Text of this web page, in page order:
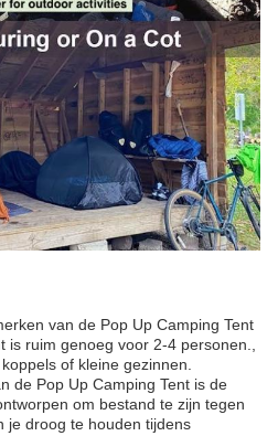
van de Pop Up Camping Tent
ruim genoeg voor 2-4 personen.,
of kleine gezinnen.
de Pop Up Camping Tent is de
om bestand te zijn tegen
je droog te houden tijdens